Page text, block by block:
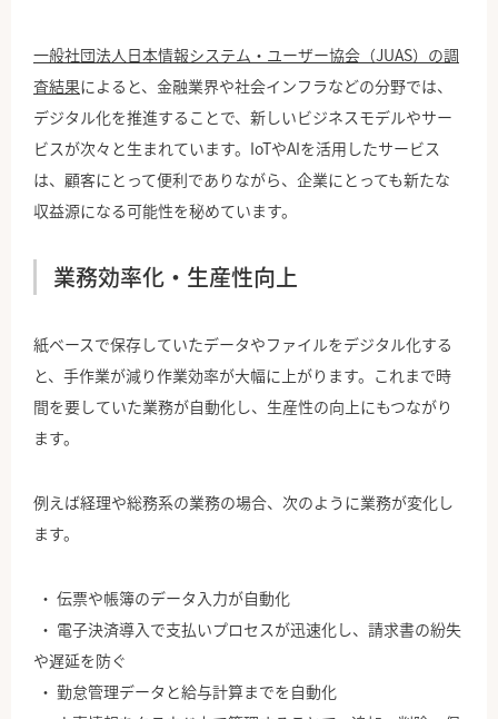
一般社団法人日本情報システム・ユーザー協会（JUAS）の調
査結果によると、金融業界や社会インフラなどの分野では、
デジタル化を推進することで、新しいビジネスモデルやサー
ビスが次々と生まれています。IoTやAIを活用したサービス
は、顧客にとって便利でありながら、企業にとっても新たな
収益源になる可能性を秘めています。
業務効率化・生産性向上
紙ベースで保存していたデータやファイルをデジタル化する
と、手作業が減り作業効率が大幅に上がります。これまで時
間を要していた業務が自動化し、生産性の向上にもつながり
ます。
例えば経理や総務系の業務の場合、次のように業務が変化し
ます。
伝票や帳簿のデータ入力が自動化
電子決済導入で支払いプロセスが迅速化し、請求書の紛失
や遅延を防ぐ
勤怠管理データと給与計算までを自動化